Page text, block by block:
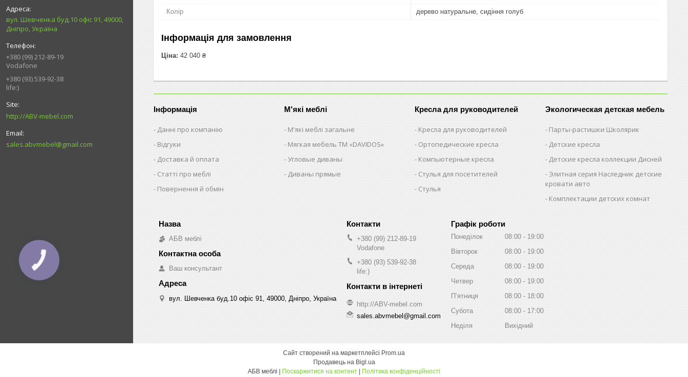
вул. Шевченка буд.10 офіс 91, 49000,
Дніпро, Україна
+380 (99) 212-89-19
Vodafone
+380 (93) 539-92-38
life:)
http://ABV-mebel.com
sales.abvmebel@gmail.com
Колір дерево натуральне, сидіння голуб
Інформація для замовлення
Ціна: 42 040 ₴
Інформація
Данні про компанію
Відгуки
Доставка й оплата
Статті про меблі
Повернення й обмін
М'які меблі
М'які меблі загальне
Мягкая мебель ТМ «DAVIDOS»
Угловые диваны
Диваны прямые
Кресла для руководителей
Кресла для руководителей
Ортопедические кресла
Компьютерные кресла
Стулья для посетителей
Стулья
Экологическая детская мебель
Парты-растишки Школярик
Детские кресла
Детские кресла коллекции Дисней
Элитная серия Наследник детские
кровати авто
Комплектации детских комнат
АБВ меблі
Ваш консультант
вул. Шевченка буд.10 офіс 91, 49000, Дніпро, Україна
+380 (99) 212-89-19
Vodafone
+380 (93) 539-92-38
life:)
http://ABV-mebel.com
sales.abvmebel@gmail.com
Графік роботи
Понеділок 08:00
19:00
Вівторок
08:00
19:00
Середа
08:00
19:00
Четвер
08:00
19:00
Пʼятниця
08:00
18:00
Субота
08:00
17:00
Неділя
Вихідний
Сайт створений на маркетплейсі Prom.ua
Продавець на Bigl.ua
Поскаржитися на контент Політика конфіденційності
КНОПКА
ЗВ'ЯЗКУ